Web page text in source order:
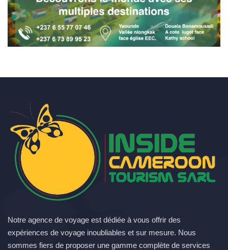
Notre agence de voyage est dédiée à vous offrir des
expériences de voyage inoubliables et sur mesure. Nous
sommes fiers de proposer une gamme complète de services